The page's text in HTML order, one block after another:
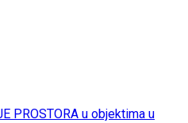
PROSTORA u objektima u